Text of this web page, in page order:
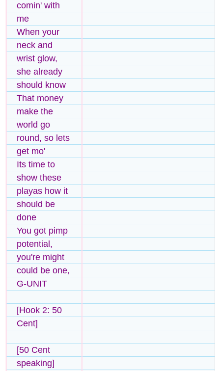
comin' with
me
When your
neck and
wrist glow,
she already
should know
That money
make the
world go
round, so lets
get mo'
Its time to
show these
playas how it
should be
done
You got pimp
potential,
you're might
could be one,
G-UNIT
[Hook 2: 50
Cent]
[50 Cent
speaking]